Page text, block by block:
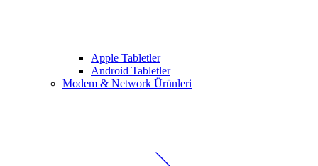
Apple Tabletler
Android Tabletler
Modem & Network Ürünleri